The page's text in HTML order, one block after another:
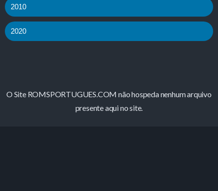
2010
2020
O Site ROMSPORTUGUES.COM não hospeda nenhum arquivo
presente aqui no site.